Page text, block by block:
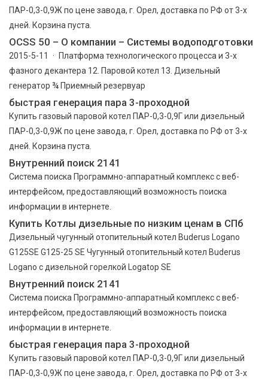
ПАР-0,3-0,9Ж по цене завода, г. Орел, доставка по РФ от 3-х
дней. Корзина пуста.
OCSS 50 – О компании – Системы водоподготовки
2015-5-11 · Платформа технологического процесса и 3-х
фазного декантера 12. Паровой котел 13. Дизельный
генератор ¾ Приемный резервуар
быстрая генерация пара 3-проходной
Купить газовый паровой котел ПАР-0,3-0,9Г или дизельный
ПАР-0,3-0,9Ж по цене завода, г. Орел, доставка по РФ от 3-х
дней. Корзина пуста.
Внутренний поиск 2141
Cистема поиска Программно-аппаратный комплекс с веб-
интерфейсом, предоставляющий возможность поиска
информации в интернете.
Купить Котлы дизельные по низким ценам в СПб
Дизельный чугунный отопительный котел Buderus Logano
G125SE G125-25 SE Чугунный отопительный котел Buderus
Logano c дизельной горелкой Logatop SE
Внутренний поиск 2141
Cистема поиска Программно-аппаратный комплекс с веб-
интерфейсом, предоставляющий возможность поиска
информации в интернете.
быстрая генерация пара 3-проходной
Купить газовый паровой котел ПАР-0,3-0,9Г или дизельный
ПАР-0,3-0,9Ж по цене завода, г. Орел, доставка по РФ от 3-х